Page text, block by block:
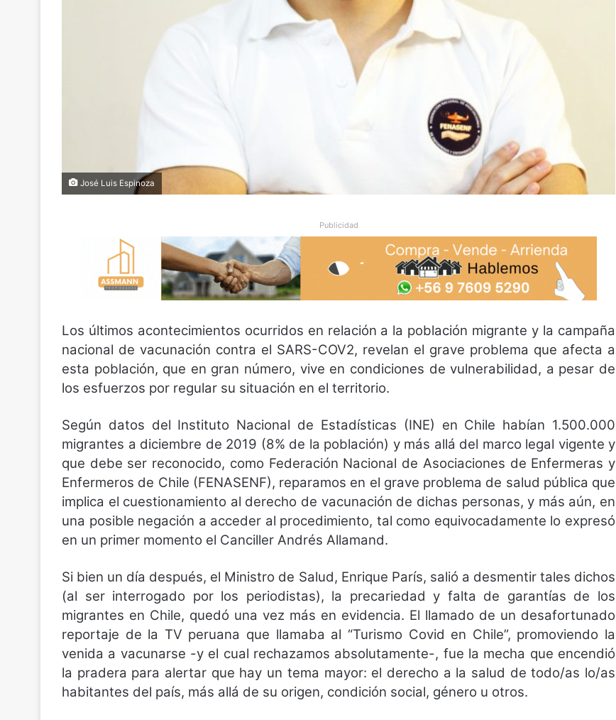
José Luis Espinoza
Publicidad
Los últimos acontecimientos ocurridos en relación a la población migrante y la campaña
nacional de vacunación contra el SARS-COV2, revelan el grave problema que afecta a
esta población, que en gran número, vive en condiciones de vulnerabilidad, a pesar de
los esfuerzos por regular su situación en el territorio.
Según datos del Instituto Nacional de Estadísticas (INE) en Chile habían 1.500.000
migrantes a diciembre de 2019 (8% de la población) y más allá del marco legal vigente y
que debe ser reconocido, como Federación Nacional de Asociaciones de Enfermeras y
Enfermeros de Chile (FENASENF), reparamos en el grave problema de salud pública que
implica el cuestionamiento al derecho de vacunación de dichas personas, y más aún, en
una posible negación a acceder al procedimiento, tal como equivocadamente lo expresó
en un primer momento el Canciller Andrés Allamand.
Si bien un día después, el Ministro de Salud, Enrique París, salió a desmentir tales dichos
(al ser interrogado por los periodistas), la precariedad y falta de garantías de los
migrantes en Chile, quedó una vez más en evidencia. El llamado de un desafortunado
reportaje de la TV peruana que llamaba al “Turismo Covid en Chile”, promoviendo la
venida a vacunarse -y el cual rechazamos absolutamente-, fue la mecha que encendió
la pradera para alertar que hay un tema mayor: el derecho a la salud de todo/as lo/as
habitantes del país, más allá de su origen, condición social, género u otros.